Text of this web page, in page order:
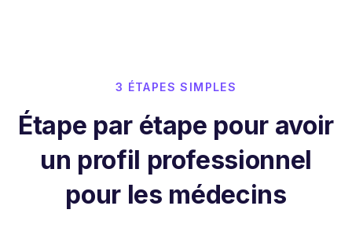
3 ÉTAPES SIMPLES
Étape par étape pour avoir
un profil professionnel
pour les médecins